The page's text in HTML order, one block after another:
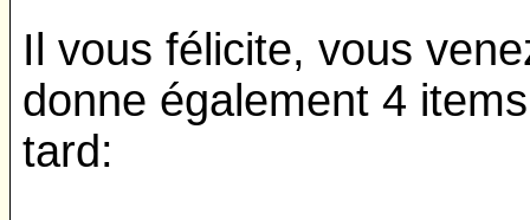
Il vous félicite, vous
donne également 4
tard: